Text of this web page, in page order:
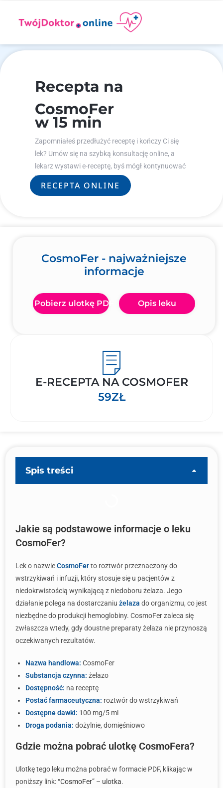
Recepta na
CosmoFer
w 15 min
Zapomniałeś przedłużyć receptę i kończy Ci się
lek? Umów się na szybką konsultację online, a
lekarz wystawi e-receptę, byś mógł kontynuować
leczenie.
RECEPTA ONLINE
CosmoFer - najważniejsze
informacje
Pobierz ulotkę PDF Opis leku
E-RECEPTA NA COSMOFER
59ZŁ
Spis treści
Jakie są podstawowe informacje o leku
CosmoFer?
Lek o nazwieCosmoFerto roztwór przeznaczony do
wstrzykiwań i infuzji, który stosuje się u pacjentów z
niedokrwistością wynikającą z niedoboru żelaza. Jego
działanie polega na dostarczaniu żelaza do organizmu, co jest
niezbędne do produkcji hemoglobiny. CosmoFer zaleca się
zwłaszcza wtedy, gdy doustne preparaty żelaza nie przynoszą
oczekiwanych rezultatów.
Nazwa handlowa: CosmoFer
Substancja czynna: żelazo
Dostępność: na receptę
Postać farmaceutyczna: roztwór do wstrzykiwań
Dostępne dawki: 100 mg/5 ml
Droga podania: dożylnie, domięśniowo
Gdzie można pobrać ulotkę CosmoFera?
Ulotkę tego leku można pobrać w formacie PDF, klikając w
poniższy link:“CosmoFer” – ulotka.